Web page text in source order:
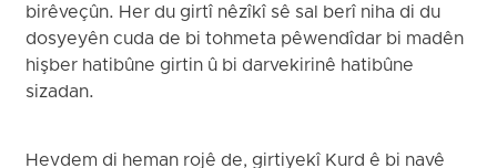
birêveçûn. Her du girtî nêzîkî sê sal berî niha di du
dosyeyên cuda de bi tohmeta pêwendîdar bi madên
hişber hatibûne girtin û bi darvekirinê hatibûne
sizadan.
Hevdem di heman rojê de, girtiyekî Kurd ê bi navê